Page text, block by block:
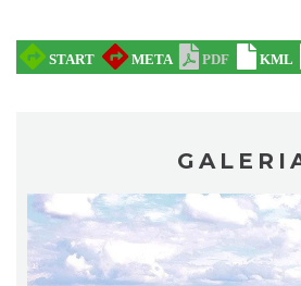
Wystawa plenerowa "Z